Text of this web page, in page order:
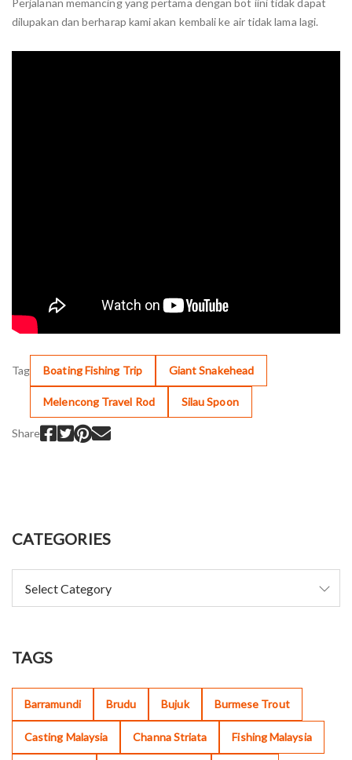
Perjalanan memancing yang pertama dengan bot iini tidak dapat
dilupakan dan berharap kami akan kembali ke air tidak lama lagi.
Tag Boating Fishing Trip Giant Snakehead
Melencong Travel Rod Silau Spoon
Share
CATEGORIES
TAGS
Barramundi Brudu Bujuk Burmese Trout
Casting Malaysia Channa Striata Fishing Malaysia